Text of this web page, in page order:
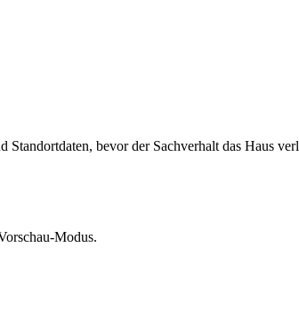
bevor der Sachverhalt das Haus
Modus.